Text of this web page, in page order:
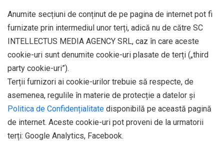
Anumite secțiuni de conținut de pe pagina de internet pot fi
furnizate prin intermediul unor terți, adică nu de către SC
INTELLECTUS MEDIA AGENCY SRL, caz în care aceste
cookie-uri sunt denumite cookie-uri plasate de terți („third
party cookie-uri”).
Terții furnizori ai cookie-urilor trebuie să respecte, de
asemenea, regulile în materie de protecție a datelor și
Politica de Confidențialitate disponibilă pe această pagină
de internet. Aceste cookie-uri pot proveni de la urmatorii
terți: Google Analytics, Facebook.